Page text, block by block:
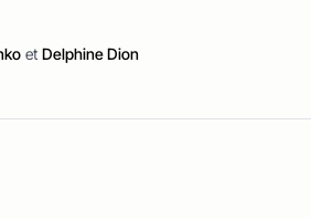
et Delphine Dion